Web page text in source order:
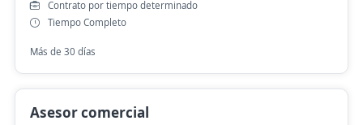
Contrato por tiempo determinado
Tiempo Completo
Más de 30 días
Asesor comercial